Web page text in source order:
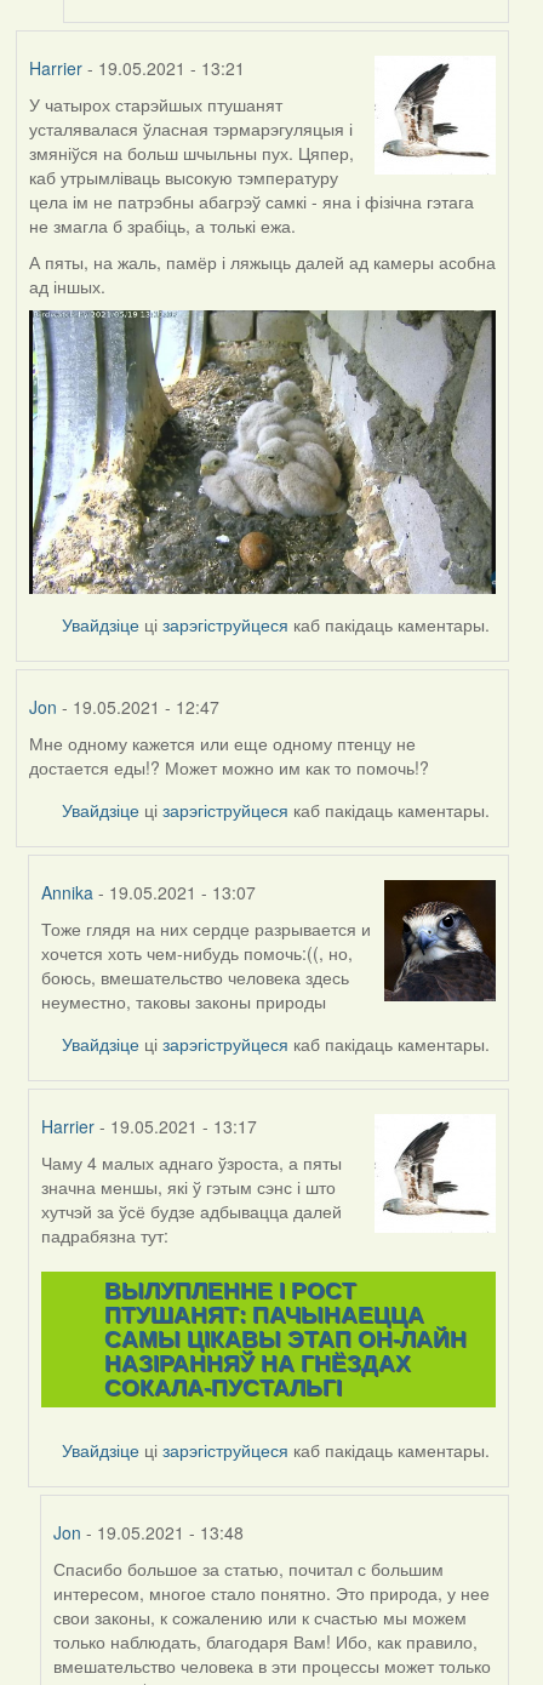
Harrier- 19.05.2021 - 13:21
У чатырох старэйшых птушанят
усталявалася ўласная тэрмарэгуляцыя і
змяніўся на больш шчыльны пух. Цяпер,
каб утрымліваць высокую тэмпературу
цела ім не патрэбны абагрэў самкі - яна і фізічна гэтага
не змагла б зрабіць, а толькі ежа.
А пяты, на жаль, памёр і ляжыць далей ад камеры асобна
ад іншых.
Увайдзіце цізарэгіструйцеся каб пакідаць каментары.
Jon - 19.05.2021 - 12:47
Мне одному кажется или еще одному птенцу не
достается еды!? Может можно им как то помочь!?
Увайдзіце цізарэгіструйцеся каб пакідаць каментары.
Annika - 19.05.2021 - 13:07
In
reply
to
by
Jon
Тоже глядя на них сердце разрывается и
хочется хоть чем-нибудь помочь:((, но,
боюсь, вмешательство человека здесь
неуместно, таковы законы природы
Увайдзіце цізарэгіструйцеся каб пакідаць каментары.
Harrier - 19.05.2021 - 13:17
In
reply
to
by
Jon
Чаму 4 малых аднаго ўзроста, а пяты
значна меншы, які ў гэтым сэнс і што
хутчэй за ўсё будзе адбывацца далей
падрабязна тут:
ВЫЛУПЛЕННЕ I РОСТ
ПТУШАНЯТ: ПАЧЫНАЕЦЦА
САМЫ ЦІКАВЫ ЭТАП ОН-ЛАЙН
НАЗІРАННЯЎ НА ГНЁЗДАХ
СОКАЛА-ПУСТАЛЬГІ
Увайдзіце цізарэгіструйцеся каб пакідаць каментары.
Jon - 19.05.2021 - 13:48
In
reply
to
by
Harrier
Спасибо большое за статью, почитал с большим
интересом, многое стало понятно. Это природа, у нее
свои законы, к сожалению или к счастью мы можем
только наблюдать, благодаря Вам! Ибо, как правило,
вмешательство человека в эти процессы может только